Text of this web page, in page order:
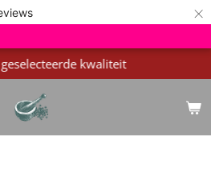
×
kwaliteit